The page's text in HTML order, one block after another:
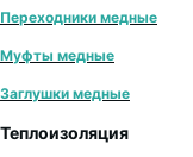
Переходники медные
Муфты медные
Заглушки медные
Теплоизоляция